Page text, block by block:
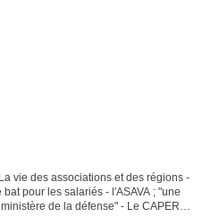
vie des associations et des régions -
pour les salariés - l'ASAVA ; "une
de la défense" - Le CAPER